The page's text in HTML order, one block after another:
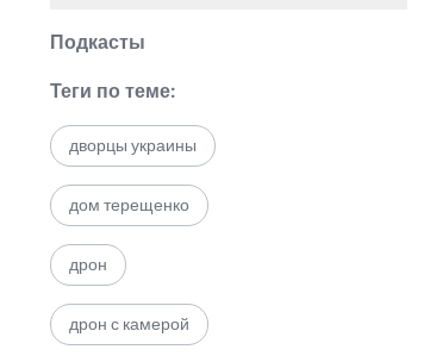
Подкасты
Теги по теме:
дворцы украины
дом терещенко
дрон
дрон с камерой